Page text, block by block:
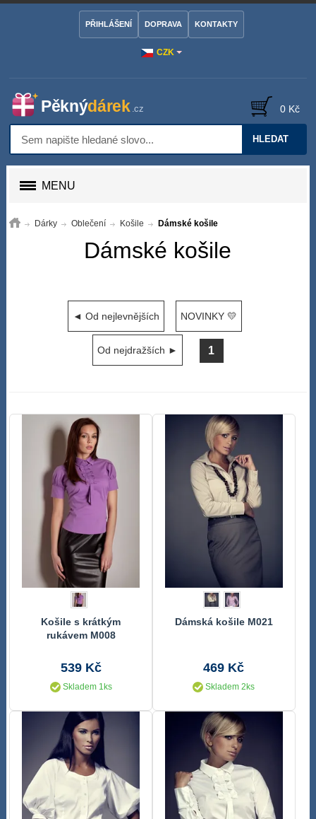
CZK
PŘIHLÁŠENÍ DOPRAVA KONTAKTY
HLEDAT
0 Kč
MENU
Dárky Oblečení Košile Dámské košile
Dámské košile
◄ Od nejlevnějších NOVINKY 💛
Od nejdražších ► 1
Košile s krátkým
rukávem M008
539 Kč
Skladem 1ks
Dámská košile M021
469 Kč
Skladem 2ks